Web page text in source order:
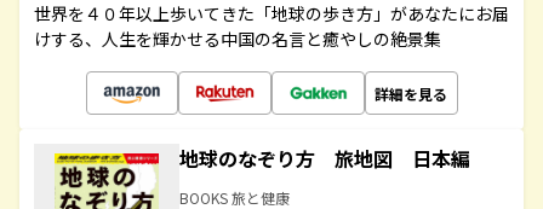
世界を４０年以上歩いてきた「地球の歩き方」があなたにお届
けする、人生を輝かせる中国の名言と癒やしの絶景集
詳細を見る
地球のなぞり方 旅地図 日本編
BOOKS 旅と健康